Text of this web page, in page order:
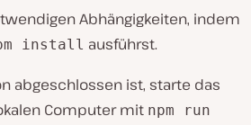
Abhängigkeiten, indem
install ausführst.
abgeschlossen ist, starte das
Computer mit npm run